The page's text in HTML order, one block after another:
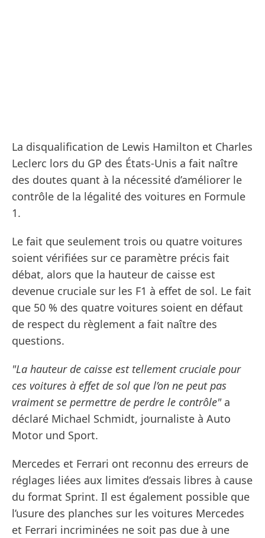
La disqualification de Lewis Hamilton et Charles
Leclerc lors du GP des États-Unis a fait naître
des doutes quant à la nécessité d’améliorer le
contrôle de la légalité des voitures en Formule
1.
Le fait que seulement trois ou quatre voitures
soient vérifiées sur ce paramètre précis fait
débat, alors que la hauteur de caisse est
devenue cruciale sur les F1 à effet de sol. Le fait
que 50 % des quatre voitures soient en défaut
de respect du règlement a fait naître des
questions.
"La hauteur de caisse est tellement cruciale pour
ces voitures à effet de sol que l’on ne peut pas
vraiment se permettre de perdre le contrôle"a
déclaré Michael Schmidt, journaliste à Auto
Motor und Sport.
Mercedes et Ferrari ont reconnu des erreurs de
réglages liées aux limites d’essais libres à cause
du format Sprint. Il est également possible que
l’usure des planches sur les voitures Mercedes
et Ferrari incriminées ne soit pas due à une